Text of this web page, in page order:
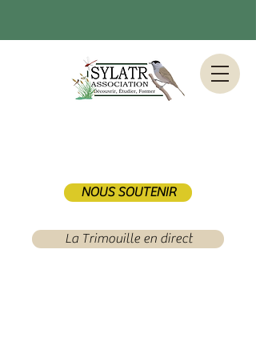
NOUS SOUTENIR
La Trimouille en direct